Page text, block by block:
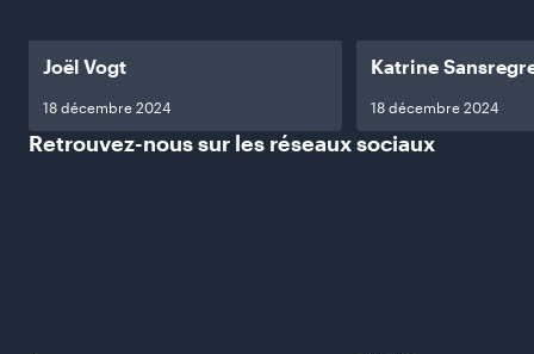
Joël Vogt
18 décembre 2024
Katrine
18 décembre 2024
Retrouvez-nous sur les réseauxsociaux